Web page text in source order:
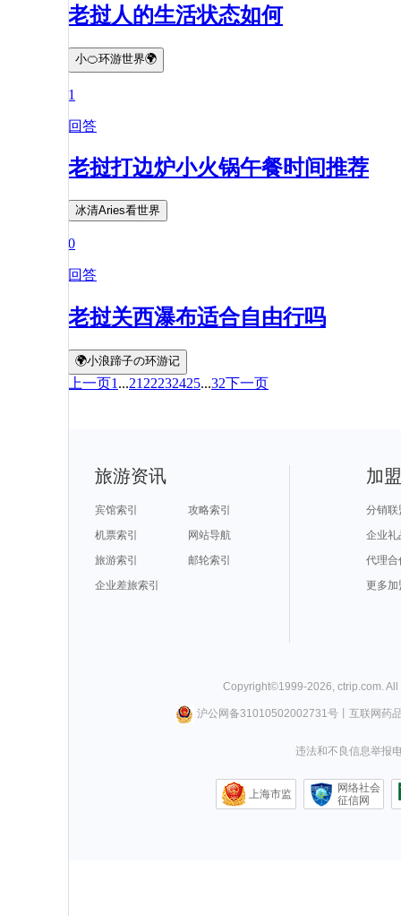
老挝人的生活状态如何
小🍊环游世界🌍
1
回答
老挝打边炉小火锅午餐时间推荐
冰清Aries看世界
0
回答
老挝关西瀑布适合自由行吗
🌍小浪蹄子の环游记
上一页1 ...21 22232425...32下一页
旅游资讯
宾馆索引
攻略索引
机票索引
网站导航
旅游索引
邮轮索引
企业差旅索引
加
分销联
企业礼
代理合
更多加
Copyright©1999-2026, ctrip.com.
沪公网备31010502002731号丨 互联网药
违法和不良信息举报
上海市监
网络社会
征信网